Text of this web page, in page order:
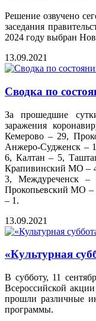
Решение озвучено
заседания
2024 году выбран
13.09.2021
Сводка по
За прошедшие
заражения
Кемерово – 29,
Анжеро-Судженск –
6, Калтан – 5,
Крапивинский МО –
3, Междуреченск
Прокопьевский МО –
– 1.
13.09.2021
«Культурная
В субботу, 11
Всероссийской
прошли различные
программы.